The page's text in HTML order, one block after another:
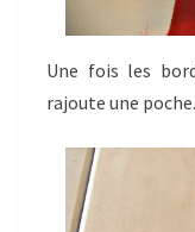
Une fois les
rajoute une poche.